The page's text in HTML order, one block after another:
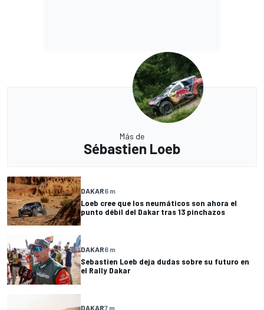
Más de
Sébastien Loeb
DAKAR6 m
Loeb cree que los neumáticos son ahora el
punto débil del Dakar tras 13 pinchazos
DAKAR6 m
Sebastien Loeb deja dudas sobre su futuro en
el Rally Dakar
DAKAR7 m